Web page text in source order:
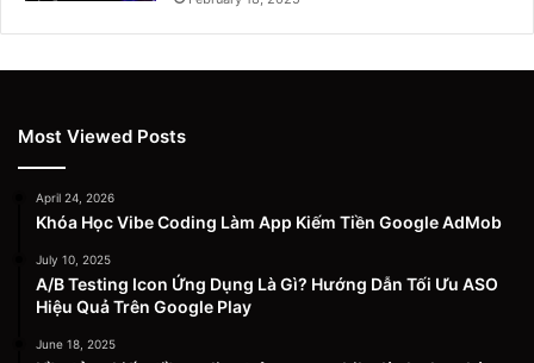
Most Viewed Posts
April 24, 2026
Khóa Học Vibe Coding Làm App Kiếm Tiền Google AdMob
July 10, 2025
A/B Testing Icon Ứng Dụng Là Gì? Hướng Dẫn Tối Ưu ASO
Hiệu Quả Trên Google Play
June 18, 2025